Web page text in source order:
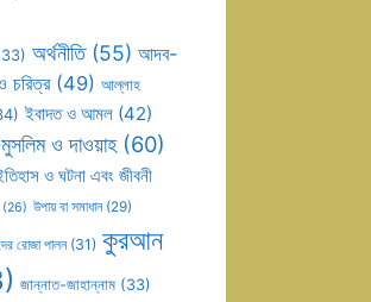
অর্থনীতি(55) আদব-
ও চরিত্র(49) আল্লাহ
ইবাদত ও আমল (42)
ও দাওয়াহ(60)
ও ঘটনা এবং জীবনী
(26) উপায় বা সমাধান(29)
রোজা পালন(31) কুরআন
জান্নাত-জাহান্নাম (33)